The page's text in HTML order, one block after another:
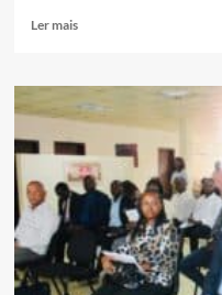
Ler maisLeia
PEDRO
BENGA
LIMA
“FOGUETÃO”
–
EM
PERCURSOS
ESPINHOSOS
(Memórias)